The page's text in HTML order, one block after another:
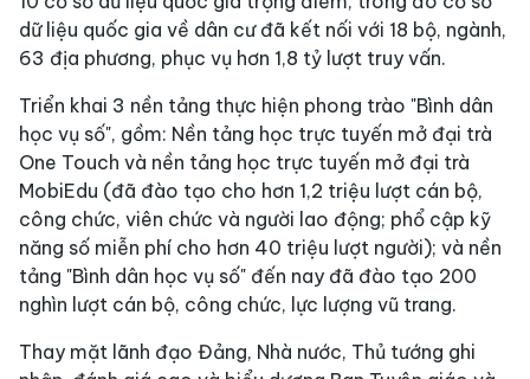
dữ liệu quốc gia về dân cư đã kết nối với 18 bộ, ngành,
63 địa phương, phục vụ hơn 1,8 tỷ lượt truy vấn.
Triển khai 3 nền tảng thực hiện phong trào "Bình dân
học vụ số", gồm: Nền tảng học trực tuyến mở đại trà
One Touch và nền tảng học trực tuyến mở đại trà
MobiEdu (đã đào tạo cho hơn 1,2 triệu lượt cán bộ,
công chức, viên chức và người lao động; phổ cập kỹ
năng số miễn phí cho hơn 40 triệu lượt người); và nền
tảng "Bình dân học vụ số" đến nay đã đào tạo 200
nghìn lượt cán bộ, công chức, lực lượng vũ trang.
Thay mặt lãnh đạo Đảng, Nhà nước, Thủ tướng ghi